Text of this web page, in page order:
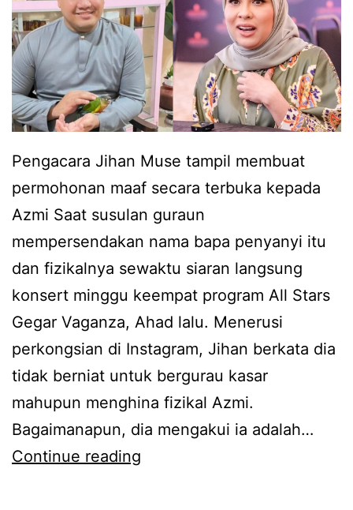
Pengacara Jihan Muse tampil membuat
permohonan maaf secara terbuka kepada
Azmi Saat susulan guraun
mempersendakan nama bapa penyanyi itu
dan fizikalnya sewaktu siaran langsung
konsert minggu keempat program All Stars
Gegar Vaganza, Ahad lalu. Menerusi
perkongsian di Instagram, Jihan berkata dia
tidak berniat untuk bergurau kasar
mahupun menghina fizikal Azmi.
Bagaimanapun, dia mengakui ia adalah…
Continue reading